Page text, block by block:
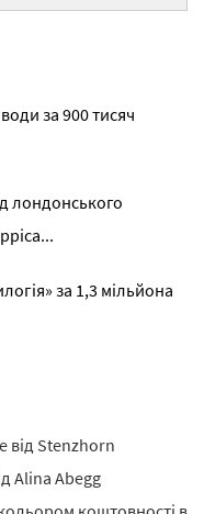
за 900 тисяч
лондонського
за 1,3 мільйона
від Stenzhorn
Alina Abegg